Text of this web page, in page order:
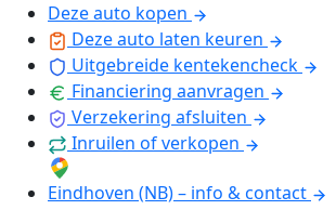
Deze auto kopen
Deze auto laten keuren
Uitgebreide kentekencheck
Financiering aanvragen
Verzekering afsluiten
Inruilen of verkopen
Eindhoven (NB) – info & contact